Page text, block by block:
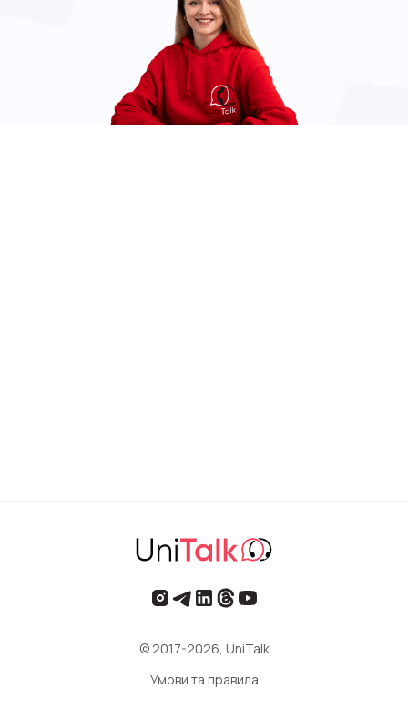
© 2017-2026, UniTalk
Умови та правила